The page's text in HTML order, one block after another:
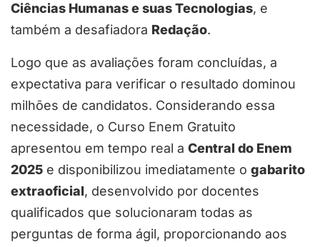
Ciências Humanas e suas Tecnologias, e
também a desafiadora Redação.
Logo que as avaliações foram concluídas, a
expectativa para verificar o resultado dominou
milhões de candidatos. Considerando essa
necessidade, o Curso Enem Gratuito
apresentou em tempo real a Central do Enem
2025 e disponibilizou imediatamente o gabarito
extraoficial, desenvolvido por docentes
qualificados que solucionaram todas as
perguntas de forma ágil, proporcionando aos